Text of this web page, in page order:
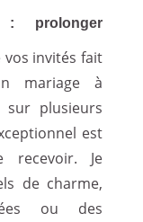
: prolonger
invités fait
mariage à
plusieurs
est
Je
de charme,
ou des